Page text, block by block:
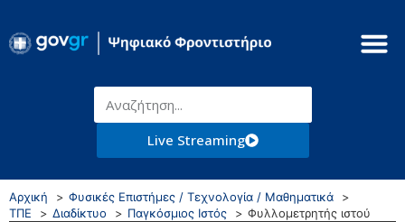
Live Streaming
Αρχική
Φυσικές Επιστήμες / Τεχνολογία / Μαθηματικά
ΤΠΕ
Διαδίκτυο Παγκόσμιος Ιστός Φυλλομετρητής ιστού